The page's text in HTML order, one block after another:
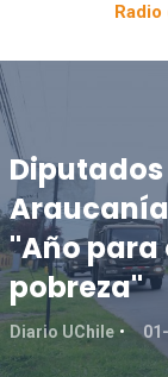
Radio
"Año para
pobreza"
Diario UChile